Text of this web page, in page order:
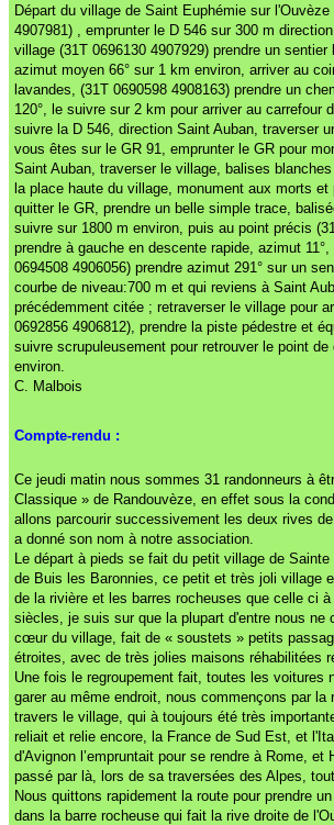
Départ du village de Saint Euphémie sur l'Ouvèze
4907981) , emprunter le D 546 sur 300 m
village (31T 0696130 4907929) prendre un
azimut moyen 66° sur 1 km environ, arriver au
lavandes, (31T 0690598 4908163) prendre un
120°, le suivre sur 2 km pour arriver au carrefour
suivre la D 546, direction Saint Auban, traverser
vous êtes sur le GR 91, emprunter le GR pour
Saint Auban, traverser le village, balises
la place haute du village, monument aux morts et
quitter le GR, prendre un belle simple trace,
suivre sur 1800 m environ, puis au point précis
prendre à gauche en descente rapide, azimut
0694508 4906056) prendre azimut 291° sur un
courbe de niveau:700 m et qui reviens à Saint
précédemment citée ; retraverser le village pour
0692856 4906812), prendre la piste pédestre et
suivre scrupuleusement pour retrouver le point de
environ.
C. Malbois
Compte-rendu :
Ce jeudi matin nous sommes 31 randonneurs à
Classique » de Randouvèze, en effet sous la
allons parcourir successivement les deux rives
a donné son nom à notre association.
Le départ à pieds se fait du petit village de
de Buis les Baronnies, ce petit et très joli village
de la rivière et les barres rocheuses que celle ci
siècles, je suis sur que la plupart d'entre nous ne
cœur du village, fait de « soustets » petits
étroites, avec de très jolies maisons réhabilitées
Une fois le regroupement fait, toutes les voitures
garer au même endroit, nous commençons par la
travers le village, qui à toujours été très
reliait et relie encore, la France de Sud Est, et
d'Avignon l’empruntait pour se rendre à Rome, et
passé par là, lors de sa traversées des Alpes,
Nous quittons rapidement la route pour prendre
dans la barre rocheuse qui fait la rive droite de